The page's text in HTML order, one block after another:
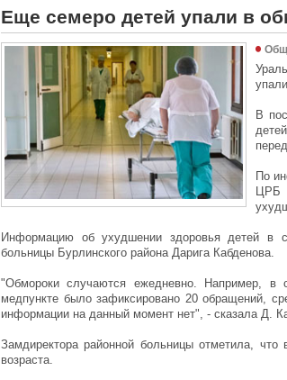
Еще семеро детей упали в
В
По
ЦРБ
Информацию об ухудшении здоровья детей в
больницы Бурлинского района Дарига Кабденова.
"Обмороки случаются ежедневно. Например,
медпункте было зафиксировано 20 обращений,
информации на данный момент нет", - сказала Д.
Замдиректора районной больницы отметила,
возраста.